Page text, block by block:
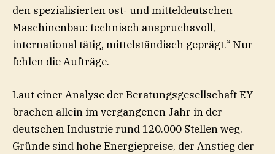
den spezialisierten ost‑ und mitteldeutschen
Maschinenbau: technisch anspruchsvoll,
international tätig, mittelständisch geprägt.“ Nur
fehlen die Aufträge.
Laut einer Analyse der Beratungsgesellschaft EY
brachen allein im vergangenen Jahr in der
deutschen Industrie rund 120.000 Stellen weg.
Gründe sind hohe Energiepreise, der Anstieg der